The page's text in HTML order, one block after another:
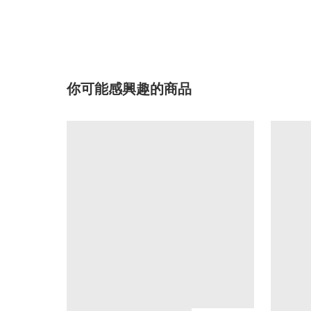
你可能感興趣的商品